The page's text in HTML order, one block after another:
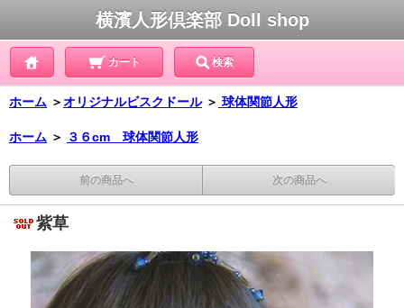
横濱人形倶楽部 Doll shop
カート 検索
ホーム ＞オリジナルビスクドール ＞ 球体関節人形
ホーム ＞ ３６cm 球体関節人形
前の商品へ 次の商品へ
紫草